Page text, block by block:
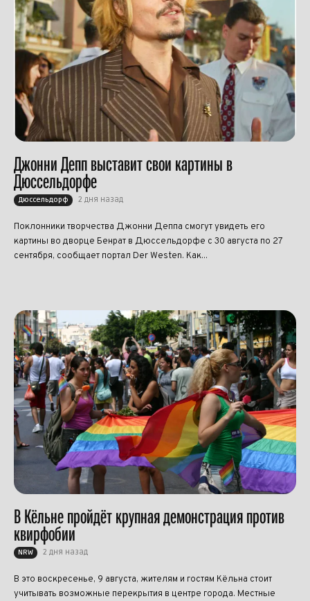
Джонни Депп выставит свои картины в
Дюссельдорфе
Дюссельдорф 2 дня назад
Поклонники творчества Джонни Деппа смогут увидеть его
картины во дворце Бенрат в Дюссельдорфе с 30 августа по 27
сентября, сообщает портал Der Westen. Как...
В Кёльне пройдёт крупная демонстрация против
квирфобии
NRW 2 дня назад
В это воскресенье, 9 августа, жителям и гостям Кёльна стоит
учитывать возможные перекрытия в центре города. Местные